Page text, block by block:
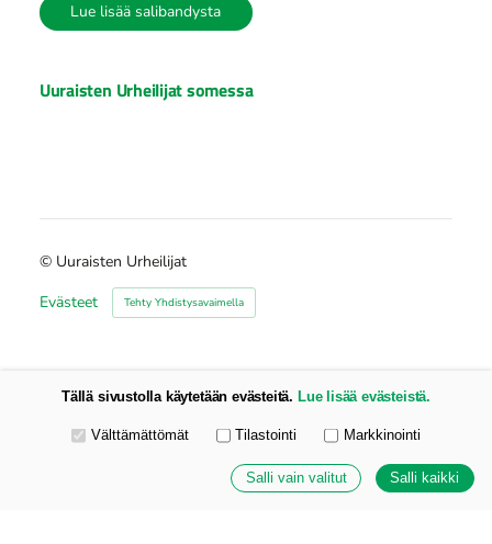
Lue lisää salibandysta
Uuraisten Urheilijat somessa
© Uuraisten Urheilijat
Evästeet
Tehty Yhdistysavaimella
Tällä sivustolla käytetään evästeitä. Lue lisää evästeistä.
Valitse käytettävät evästeet
Välttämättömät Tilastointi Markkinointi
Salli vain valitut Salli kaikki